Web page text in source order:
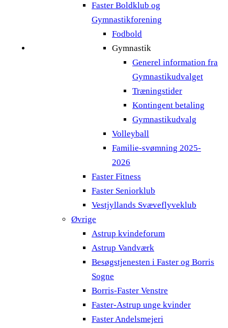
Faster Boldklub og
Gymnastikforening
Fodbold
Gymnastik
Generel information fra
Gymnastikudvalget
Træningstider
Kontingent betaling
Gymnastikudvalg
Volleyball
Familie-svømning 2025-
2026
Faster Fitness
Faster Seniorklub
Vestjyllands Svæveflyveklub
Øvrige
Astrup kvindeforum
Astrup Vandværk
Besøgstjenesten i Faster og Borris
Sogne
Borris-Faster Venstre
Faster-Astrup unge kvinder
Faster Andelsmejeri